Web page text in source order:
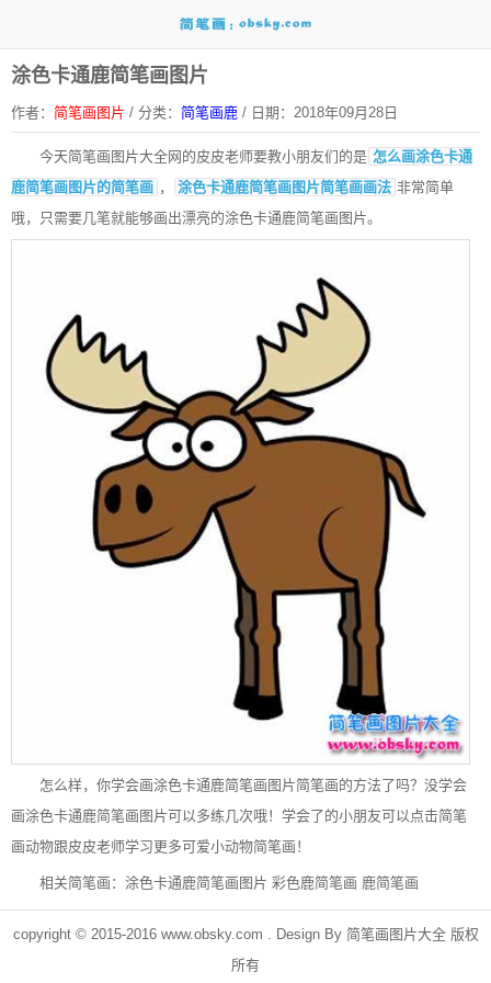
涂色卡通鹿简笔画图片
作者： 简笔画图片 / 分类： 简笔画鹿 / 日期：2018年09月28日
今天简笔画图片大全网的皮皮老师要教小朋友们的是 怎么画涂色卡通
鹿简笔画图片的简笔画 ， 涂色卡通鹿简笔画图片简笔画画法 非常简单
哦，只需要几笔就能够画出漂亮的涂色卡通鹿简笔画图片。
怎么样，你学会画涂色卡通鹿简笔画图片简笔画的方法了吗？没学会
画涂色卡通鹿简笔画图片可以多练几次哦！学会了的小朋友可以点击简笔
画动物跟皮皮老师学习更多可爱小动物简笔画！
相关简笔画： 涂色卡通鹿简笔画图片 彩色鹿简笔画 鹿简笔画
copyright © 2015-2016 www.obsky.com . Design By 简笔画图片大全版权
所有